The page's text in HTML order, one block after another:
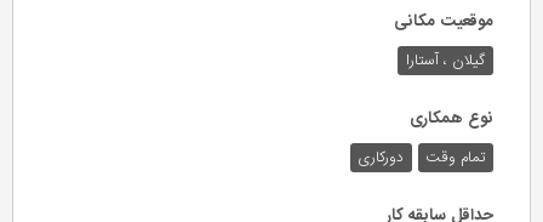
موقعیت مکانی
گیلان ، آستارا
نوع همکاری
تمام وقت دورکاری
حداقل سابقه کار